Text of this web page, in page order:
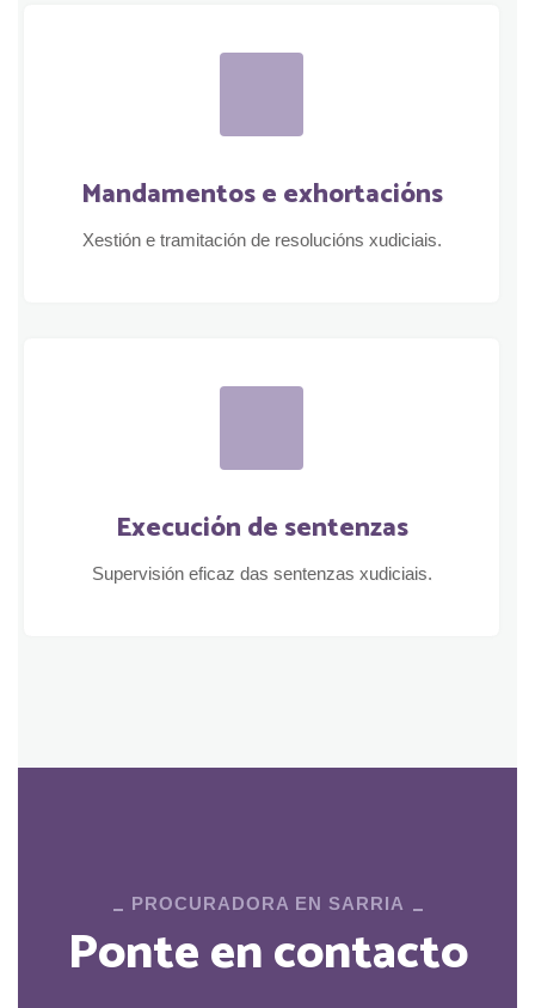
Mandamentos e exhortacións
Xestión e tramitación de resolucións xudiciais.
Execución de sentenzas
Supervisión eficaz das sentenzas xudiciais.
PROCURADORA EN SARRIA
Ponte en contacto